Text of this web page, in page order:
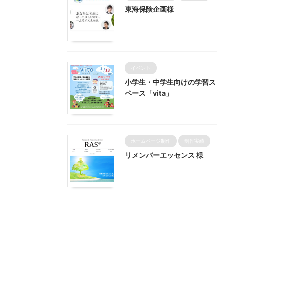
東海保険企画様
小学生・中学生向けの学習ス
ペース「vita」
ホームページ制作 制作実績
リメンバーエッセンス 様